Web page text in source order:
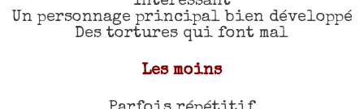
Un personnage principal bien développé
Des tortures qui font mal
Les moins